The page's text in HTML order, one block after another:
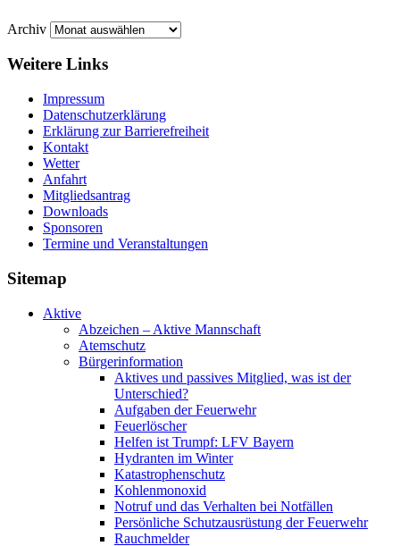
Archiv
Weitere Links
Impressum
Datenschutzerklärung
Erklärung zur Barriere­frei­heit
Kontakt
Wetter
Anfahrt
Mitgliedsantrag
Downloads
Sponsoren
Termine und Veranstaltungen
Sitemap
Aktive
Abzeichen – Aktive Mannschaft
Atemschutz
Bürgerinformation
Aktives und passives Mitglied, was ist der
Unterschied?
Aufgaben der Feuerwehr
Feuerlöscher
Helfen ist Trumpf: LFV Bayern
Hydranten im Winter
Katastrophenschutz
Kohlenmonoxid
Notruf und das Verhalten bei Notfällen
Persönliche Schutzausrüstung der Feuerwehr
Rauchmelder